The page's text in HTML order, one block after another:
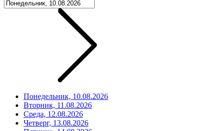
Понедельник, 10.08.2026
Вторник, 11.08.2026
Среда, 12.08.2026
Четверг, 13.08.2026